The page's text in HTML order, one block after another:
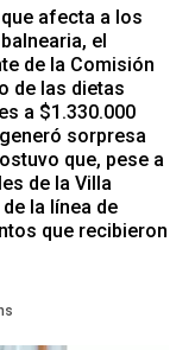
afecta a los
el
de la Comisión
de las dietas
a $1.330.000
sorpresa
que, pese a
de la Villa
la línea de
que recibieron